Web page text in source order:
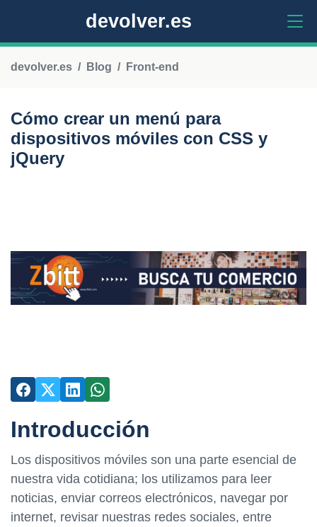
devolver.es
devolver.es Blog Front-end
Cómo crear un menú para
dispositivos móviles con CSS y
jQuery
Introducción
Los dispositivos móviles son una parte esencial de
nuestra vida cotidiana; los utilizamos para leer
noticias, enviar correos electrónicos, navegar por
internet, revisar nuestras redes sociales, entre